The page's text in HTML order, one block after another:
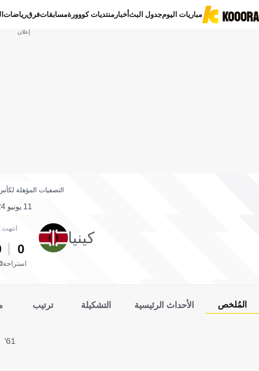
مباريات اليومجدول البثأخبار منتديات كووورةمسابقاتفرقرياضات
إعلان
التصفيات المؤهلة لكأس
11 يونيو 2024
كينيا
انتهت
0
استراحة
المُلخص الأحداث الرئيسية التشكيلة ترتيب
61'